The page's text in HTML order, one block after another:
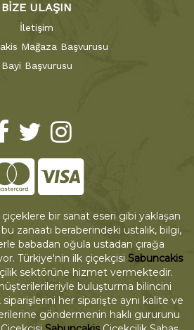
BİZE ULAŞIN
İletişim
Mağaza Başvurusu
Bayi Başvurusu
çiçeklere bir sanat eseri gibi yaklaşan
bu zanaatı beraberindeki ustalık, bilgi,
babadan oğula ustadan çırağa
Türkiye'nin ilk çiçekçisi Sabuncakis
sektörüne hizmet vermektedir.
buluşturma bilincini
her siparişte aynı kalite ve
göndermenin haklı gururunu